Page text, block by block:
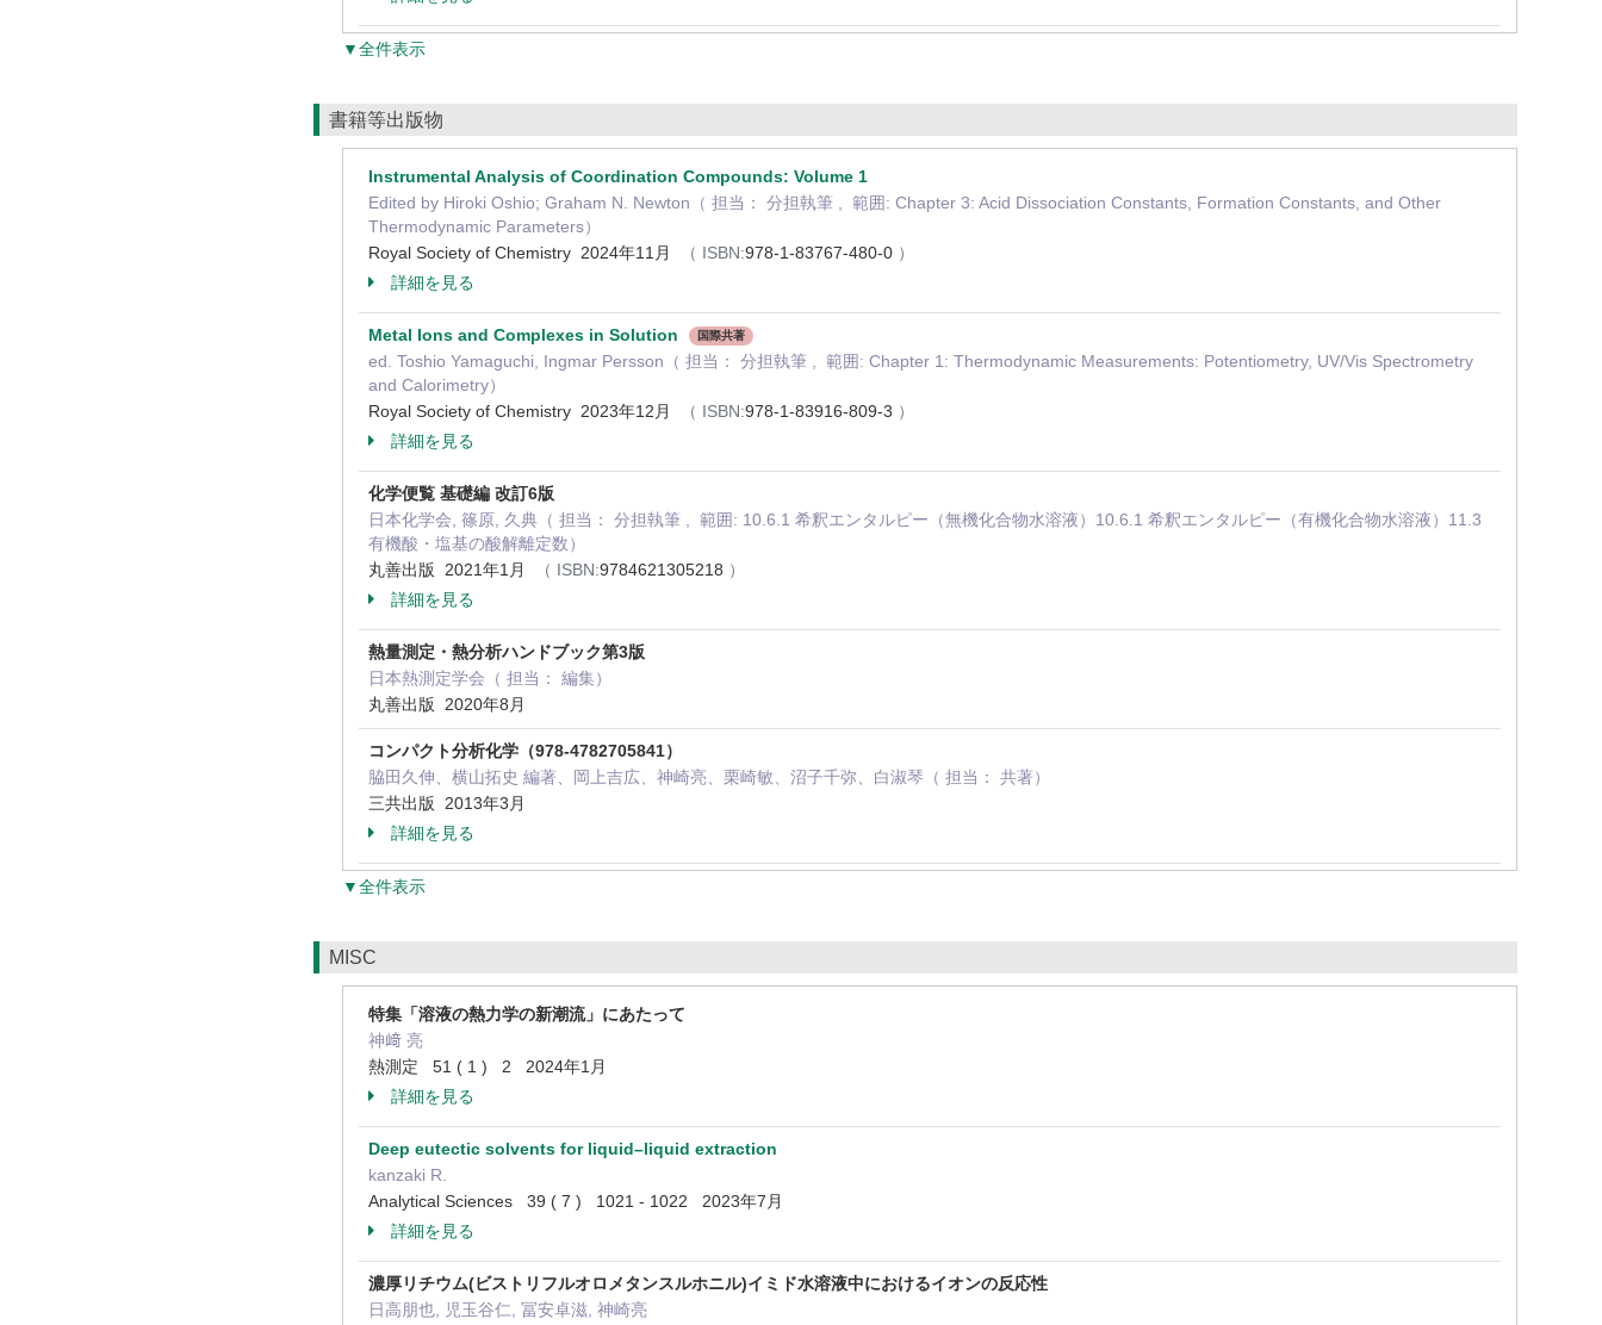
▼全件表示
書籍等出版物
Instrumental Analysis of Coordination Compounds: Volume 1
Edited by Hiroki Oshio; Graham N. Newton（ 担当： 分担執筆 , 範囲: Chapter 3: Acid Dissociation Constants, Formation Constants, and Other
Thermodynamic Parameters）
Royal Society of Chemistry 2024年11月
（ ISBN:978-1-83767-480-0 ）
詳細を見る
Metal Ions and Complexes in Solution 国際共著
ed. Toshio Yamaguchi, Ingmar Persson（ 担当： 分担執筆 , 範囲: Chapter 1: Thermodynamic Measurements: Potentiometry, UV/Vis Spectrometry
and Calorimetry）
Royal Society of Chemistry 2023年12月
（ ISBN:978-1-83916-809-3 ）
詳細を見る
化学便覧 基礎編 改訂6版
日本化学会, 篠原, 久典（ 担当： 分担執筆 , 範囲: 10.6.1 希釈エンタルピー（無機化合物水溶液）10.6.1 希釈エンタルピー（有機化合物水溶液）11.3
有機酸・塩基の酸解離定数）
丸善出版 2021年1月
（ ISBN:9784621305218 ）
詳細を見る
熱量測定・熱分析ハンドブック第3版
日本熱測定学会（ 担当： 編集）
丸善出版 2020年8月
コンパクト分析化学（978-4782705841）
脇田久伸、横山拓史 編著、岡上吉広、神崎亮、栗崎敏、沼子千弥、白淑琴（ 担当： 共著）
三共出版 2013年3月
詳細を見る
▼全件表示
MISC
特集「溶液の熱力学の新潮流」にあたって
神﨑 亮
熱測定 51 ( 1 ) 2 2024年1月
詳細を見る
Deep eutectic solvents for liquid–liquid extraction
kanzaki R.
Analytical Sciences 39 ( 7 ) 1021 - 1022 2023年7月
詳細を見る
濃厚リチウム(ビストリフルオロメタンスルホニル)イミド水溶液中におけるイオンの反応性
日高朋也, 児玉谷仁, 冨安卓滋, 神崎亮